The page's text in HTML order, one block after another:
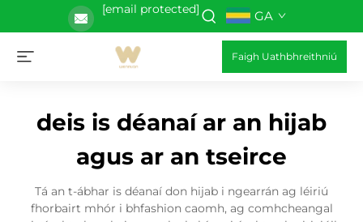
[email protected] GA
Faigh Uathbhreithniú
deis is déanaí ar an hijab
agus ar an tseirce
Tá an t-ábhar is déanaí don hijab i ngearrán ag léiriú
fhorbairt mhór i bhfashion caomh, ag comhcheangal